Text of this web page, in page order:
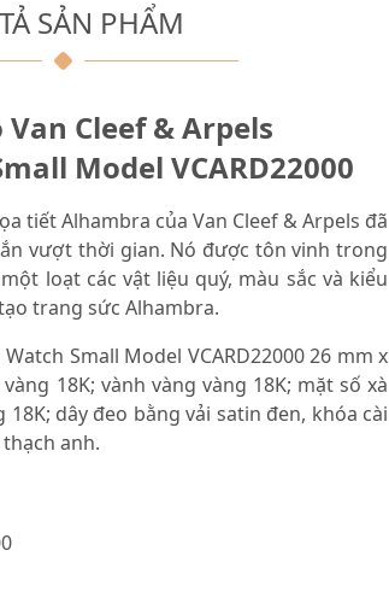
SẢN PHẨM
Cleef & Arpels
Model VCARD22000
tiết Alhambra của Van Cleef & Arpels đã
vượt thời gian. Nó được tôn vinh trong
loạt các vật liệu quý, màu sắc và kiểu
trang sức Alhambra.
Small Model VCARD22000 26 mm x
18K; vành vàng vàng 18K; mặt số xà
dây đeo bằng vải satin đen, khóa cài
anh.